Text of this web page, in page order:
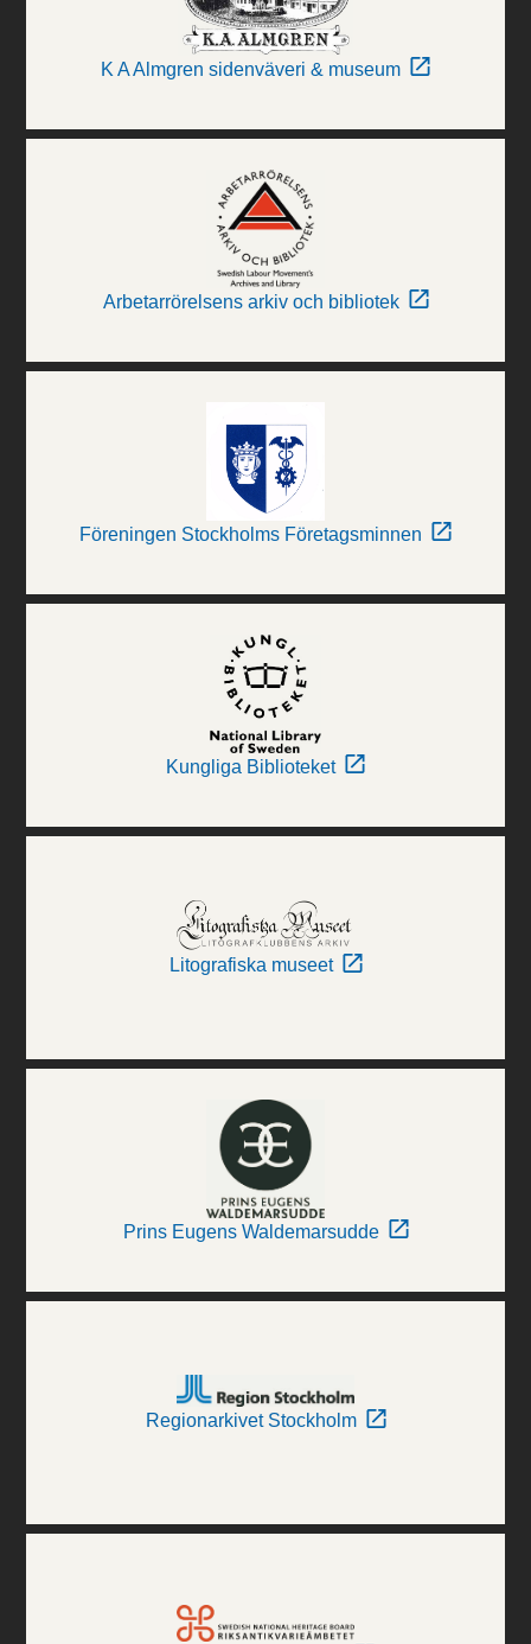
K A Almgren sidenväveri & museum
Arbetarrörelsens arkiv och bibliotek
Föreningen Stockholms Företagsminnen
Kungliga Biblioteket
Litografiska museet
Prins Eugens Waldemarsudde
Regionarkivet Stockholm